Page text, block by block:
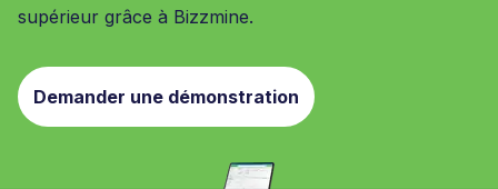
supérieur grâce à Bizzmine.
Demander une démonstration